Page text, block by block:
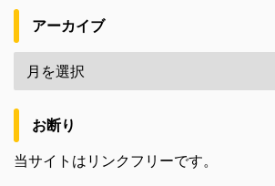
アーカイブ
お断り
当サイトはリンクフリーです。